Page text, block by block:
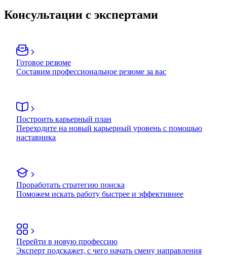
Консультации с экспертами
Готовое резюме
Составим профессиональное резюме за вас
Построить карьерный план
Переходите на новый карьерный уровень с помощью
наставника
Проработать стратегию поиска
Поможем искать работу быстрее и эффективнее
Перейти в новую профессию
Эксперт подскажет, с чего начать смену направления